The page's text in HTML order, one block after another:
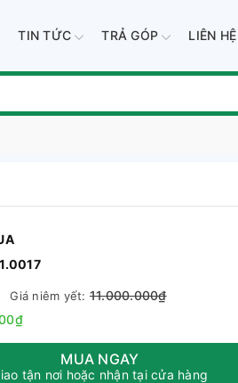
TIN TỨC TRẢ GÓP LIÊN HỆ
Giá niêm yết: 11.000.000₫
MUA NGAY
tận nơi hoặc nhận tại cửa hàng